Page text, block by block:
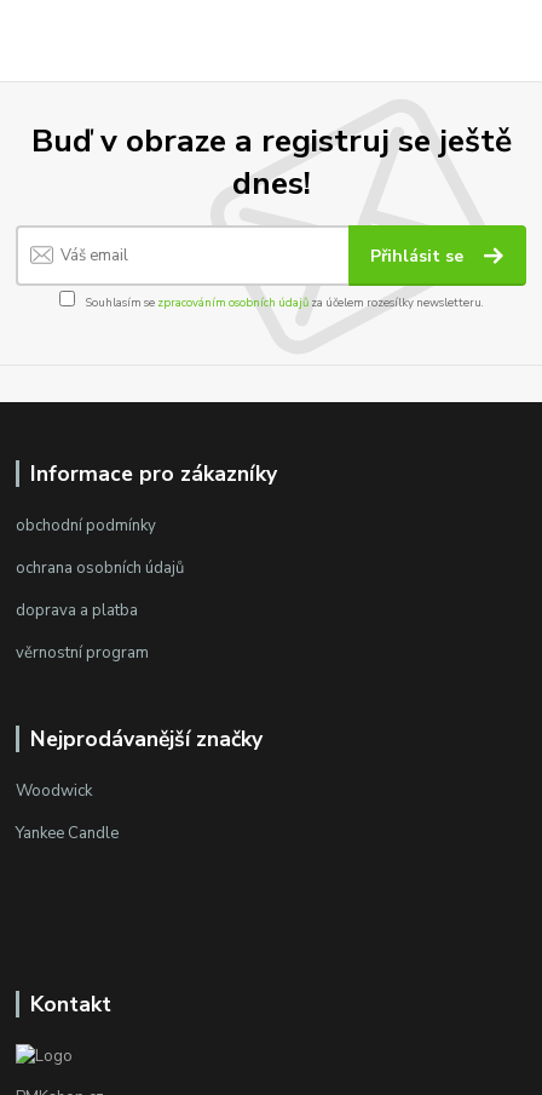
Buď v obraze a registruj se ještě
dnes!
Přihlásit se
Souhlasím se zpracováním osobních údajůza účelem rozesílky newsletteru.
Informace pro zákazníky
obchodní podmínky
ochrana osobních údajů
doprava a platba
věrnostní program
Nejprodávanější značky
Woodwick
Yankee Candle
Kontakt